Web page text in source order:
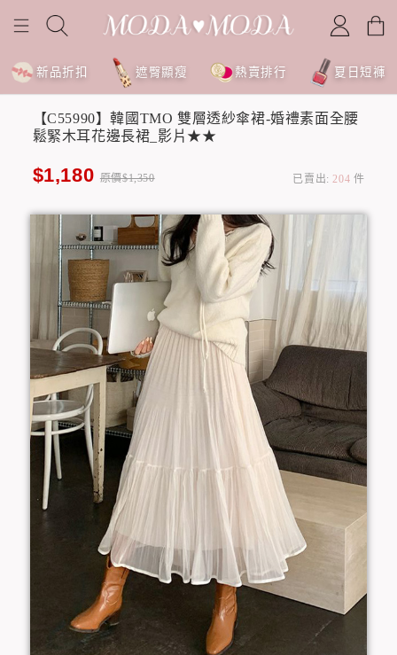
新品折扣 遮臀顯瘦 熱賣排行 夏日短褲
【C55990】韓國TMO 雙層透紗傘裙-婚禮素面全腰
鬆緊木耳花邊長裙_影片★★
$1,180 原價$1,350 已賣出:204 件